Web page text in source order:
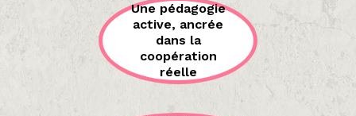
Une pédagogie
active, ancrée
dans la
coopération
réelle